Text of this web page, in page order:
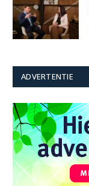
ADVERTENTIE